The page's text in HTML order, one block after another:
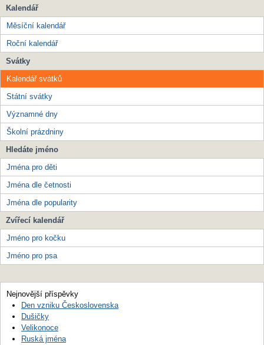
Kalendář
Měsíční kalendář
Roční kalendář
Svátky
Kalendář svátků
Státní svátky
Významné dny
Školní prázdniny
Hledáte jméno
Jména pro děti
Jména dle četnosti
Jména dle popularity
Zvířecí kalendář
Jméno pro kočku
Jméno pro psa
Nejnovější příspěvky
Den vzniku Československa
Dušičky
Velikonoce
Ruská jména